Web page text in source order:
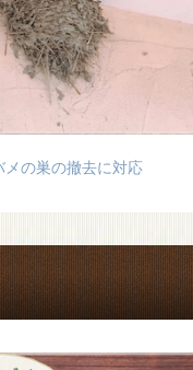
メの巣の撤去に対応